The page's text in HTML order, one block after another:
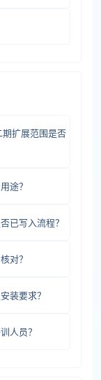
扩展范围是否
途？
已写入流程？
对？
装要求？
人员？